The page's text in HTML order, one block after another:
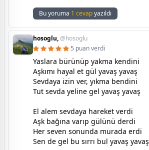
Bu yoruma 1 cevapyazıldı
hosoglu,@hosoglu
5 puan verdi
Yaslara bürünüp yakma kendini
Aşkımı hayal et gül yavaş yavaş
Sevdaya izin ver, yıkma bendini
Tut sevda yeline gel yavaş yavaş
El alem sevdaya hareket verdi
Aşk bağına varıp gülünü derdi
Her seven sonunda murada erdi
Sen de gel bu sırrı bul yavaş yavaş